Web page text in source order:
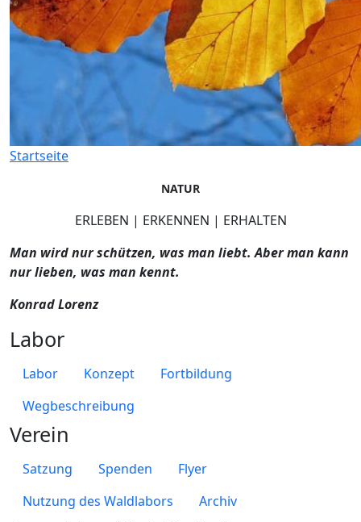
Startseite
NATUR
ERLEBEN | ERKENNEN | ERHALTEN
Man wird nur schützen, was man liebt. Aber man kann
nur lieben, was man kennt.
Konrad Lorenz
Labor
Labor Konzept
Fortbildung
Wegbeschreibung
Verein
Satzung Spenden
Flyer
Nutzung des Waldlabors
Archiv